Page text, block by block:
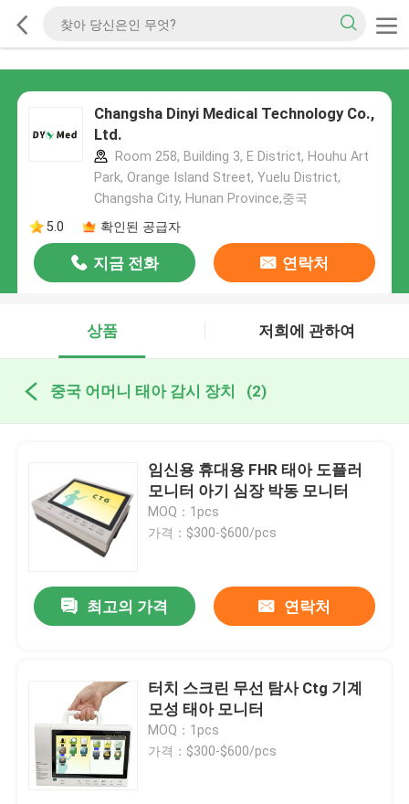
Changsha Dinyi Medical Technology Co.,
Ltd.
Room 258, Building 3, E District, Houhu Art
Park, Orange Island Street, Yuelu District,
Changsha City, Hunan Province,중국
5.0
확인된 공급자
지금 전화 연락처
상품 저희에 관하여
중국 어머니 태아 감시 장치 (2)
임신용 휴대용 FHR 태아 도플러
모니터 아기 심장 박동 모니터
MOQ：1pcs
가격：$300-$600/pcs
최고의 가격 연락처
터치 스크린 무선 탐사 Ctg 기계
모성 태아 모니터
MOQ：1pcs
가격：$300-$600/pcs